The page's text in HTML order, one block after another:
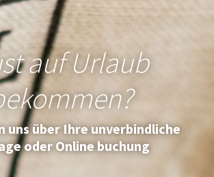
auf Urlaub
uns über Ihre unverbindliche
oder Online buchung